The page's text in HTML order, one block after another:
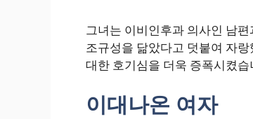
그녀는 이비인후과 의사인 남
조규성을 닮았다고 덧붙여 자
대한 호기심을 더욱 증폭시켰습
이대나온 여자